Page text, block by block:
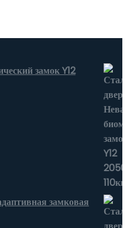
замок Y12
замковая